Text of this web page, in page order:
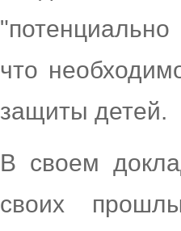
что
защиты детей.
В своем
своих